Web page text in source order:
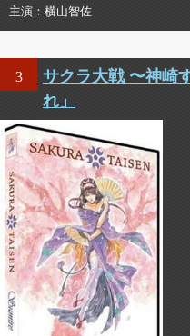
主演
横山智佐
3
サクラ大戦 〜神崎
れ」